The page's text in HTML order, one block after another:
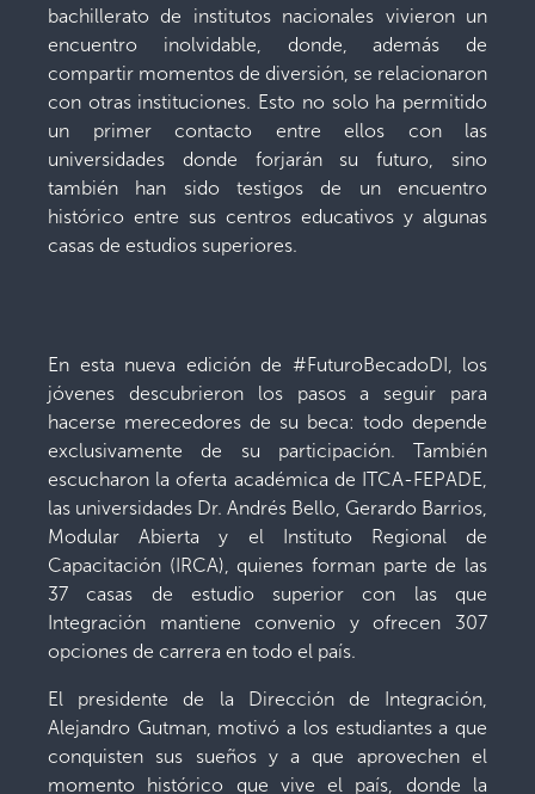
bachillerato de institutos nacionales vivieron un
encuentro inolvidable, donde, además de
compartir momentos de diversión, se relacionaron
con otras instituciones. Esto no solo ha permitido
un primer contacto entre ellos con las
universidades donde forjarán su futuro, sino
también han sido testigos de un encuentro
histórico entre sus centros educativos y algunas
casas de estudios superiores.
En esta nueva edición de #FuturoBecadoDI, los
jóvenes descubrieron los pasos a seguir para
hacerse merecedores de su beca: todo depende
exclusivamente de su participación. También
escucharon la oferta académica de ITCA-FEPADE,
las universidades Dr. Andrés Bello, Gerardo Barrios,
Modular Abierta y el Instituto Regional de
Capacitación (IRCA), quienes forman parte de las
37 casas de estudio superior con las que
Integración mantiene convenio y ofrecen 307
opciones de carrera en todo el país.
El presidente de la Dirección de Integración,
Alejandro Gutman, motivó a los estudiantes a que
conquisten sus sueños y a que aprovechen el
momento histórico que vive el país, donde la